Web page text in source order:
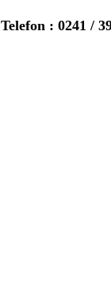
Telefon : 0241 /